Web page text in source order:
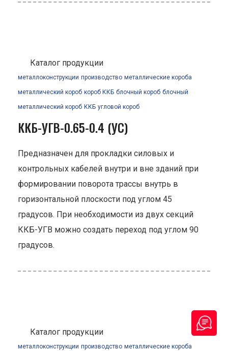
Каталог продукции
металлоконструкции производство металлические короба
металлический короб короб ККБ блочный короб блочный
металлический короб ККБ угловой короб
ККБ-УГВ-0.65-0.4 (УС)
Предназначен для прокладки силовых и
контрольных кабелей внутри и вне зданий при
формировании поворота трассы внутрь в
горизонтальной плоскости под углом 45
градусов. При необходимости из двух секций
ККБ-УГВ можно создать переход под углом 90
градусов.
Каталог продукции
металлоконструкции производство металлические короба